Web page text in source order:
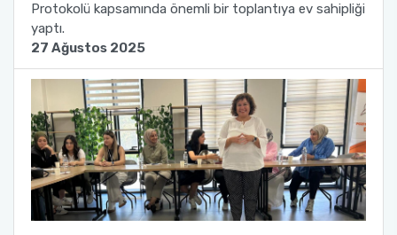
Protokolü kapsamında önemli bir toplantıya ev sahipliği
yaptı.
27 Ağustos 2025
Akademik Tören
Kemer Denizcilik Fakültesi
Kumluca Sağlık Bilimleri Fakültesi
Manavgat Sosyal ve Beşeri Bilimler Fakültesi
Manavgat Turizm Fakültesi
Manavgat Yabancı Diller Fakültesi
Sosyal Bilimler MYO
Teknik Bilimler MYO
TÜBİTAK Projeleri
Web of Science
SciVal